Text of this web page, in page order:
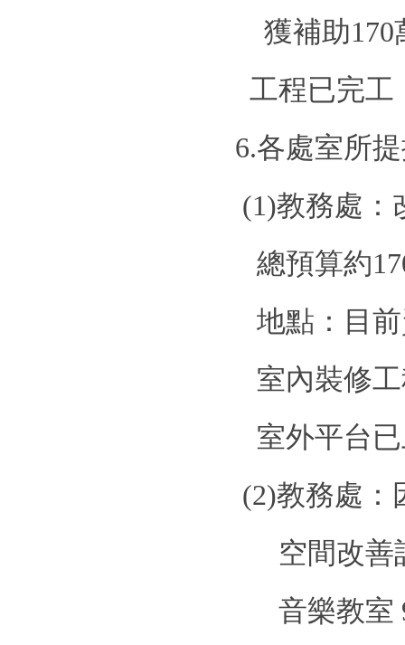
獲補助170
工程已完工
6.各處室所
(1)教務處：
總預算約
地點：目
室內裝修
室外平台
(2)教務處：
空間改善
音樂教室